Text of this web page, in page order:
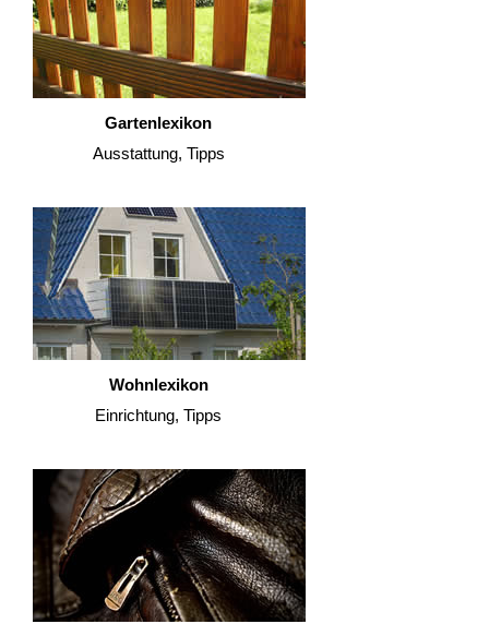
Gartenlexikon
Ausstattung, Tipps
Wohnlexikon
Einrichtung, Tipps